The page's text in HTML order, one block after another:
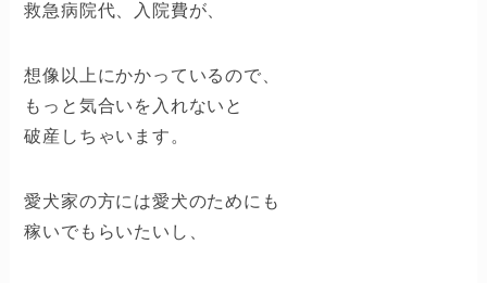
救急病院代、入院費が、
想像以上にかかっているので、
もっと気合いを入れないと
破産しちゃいます。
愛犬家の方には愛犬のためにも
稼いでもらいたいし、